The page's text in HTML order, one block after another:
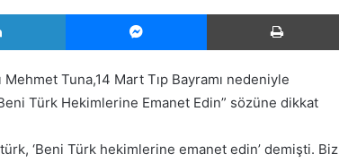
LinkedIn Messenger
Tuna,14 Mart Tıp Bayramı nedeniyle
Beni Türk Hekimlerine Emanet Edin” sözüne dikkat
‘Beni Türk hekimlerine emanet edin’ demişti. Biz